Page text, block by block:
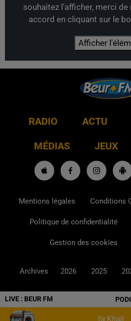
LIVE : BEUR FM
Ya Khali
souhaitez l'afficher, merci
accord en cliquant sur le
Afficher
RADIO ACTU
MÉDIAS JEUX
Mentions légales Conditions
Politique de confidentialité
Gestion des cookies
Archives 2026 2025